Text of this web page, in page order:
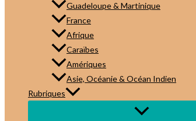
Guadeloupe & Martinique
France
Afrique
Caraïbes
Amériques
Asie, Océanie & Océan Indien
Rubriques